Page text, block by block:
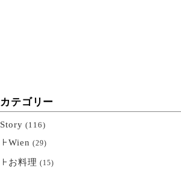
カテゴリー
Story (116)
Wien (29)
お料理 (15)